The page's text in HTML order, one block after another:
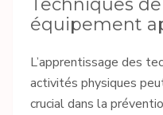
Techniques
équipement
L’apprentissage des
activités physiques
crucial dans la